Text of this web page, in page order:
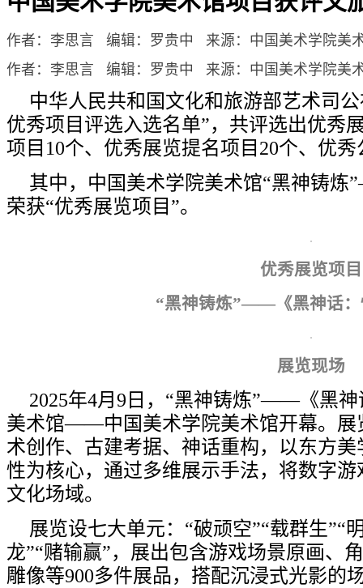
作者：李思言 编辑：罗贵中 来源：中国美术学院美
作者：李思言 编辑：罗贵中 来源：中国美术学院美
中华人民共和国文化和旅游部艺术司
优秀项目评选入选名单”，共评选出优秀
项目10个、优秀展览提名项目20个、优
其中，中国美术学院美术馆“黑神铸
荣获“优秀展览项目”。
优秀展览项目
“黑神铸炼”——《黑神话：
展览现场
2025年4月9日，“黑神铸炼”——《黑
美术馆——中国美术学院美术馆开幕。展
术创作、古建考据、神话重构，以东方
性为核心，通过多维展示手法，将数字
文化场域。
展览设七大单元：“破顽空”“载群生”“
龙”“赌输赢”，展出包含游戏场景原画、
雕像等900多件展品，搭配沉浸式光影的